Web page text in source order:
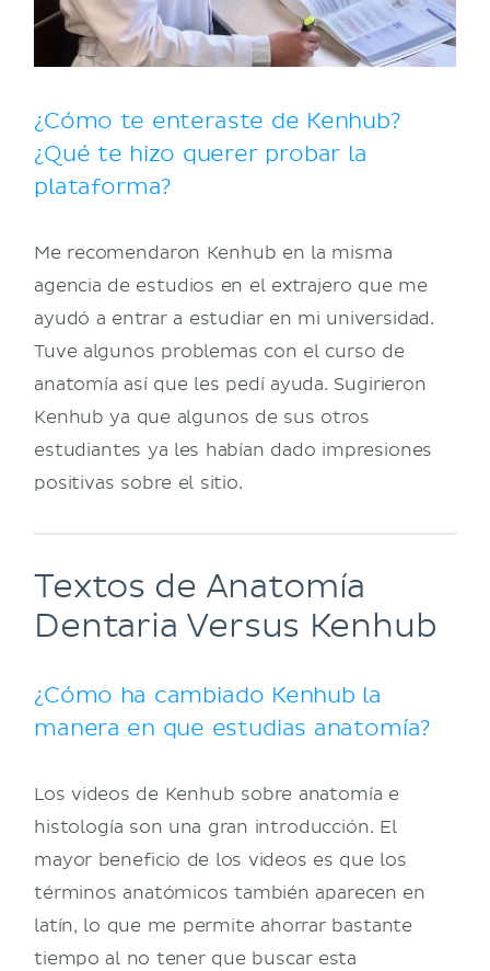
¿Cómo te enteraste de Kenhub?
¿Qué te hizo querer probar la
plataforma?
Me recomendaron Kenhub en la misma
agencia de estudios en el extrajero que me
ayudó a entrar a estudiar en mi universidad.
Tuve algunos problemas con el curso de
anatomía así que les pedí ayuda. Sugirieron
Kenhub ya que algunos de sus otros
estudiantes ya les habían dado impresiones
positivas sobre el sitio.
Textos de Anatomía
Dentaria Versus Kenhub
¿Cómo ha cambiado Kenhub la
manera en que estudias anatomía?
Los videos de Kenhub sobre anatomía e
histología son una gran introducción. El
mayor beneficio de los videos es que los
términos anatómicos también aparecen en
latín, lo que me permite ahorrar bastante
tiempo al no tener que buscar esta